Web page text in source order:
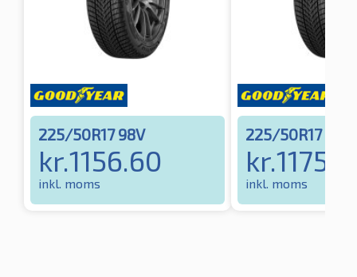
225/50R17 98V
kr.1156.60
inkl. moms
225/50R17 98H
kr.
inkl. moms